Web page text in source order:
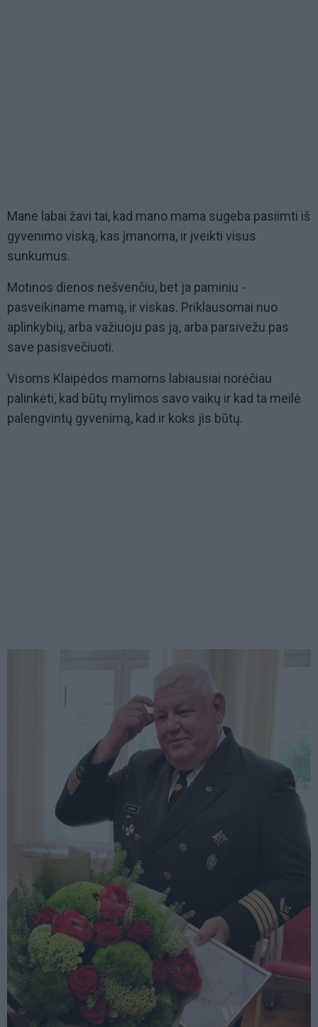
Mane labai žavi tai, kad mano mama sugeba pasiimti iš
gyvenimo viską, kas įmanoma, ir įveikti visus
sunkumus.
Motinos dienos nešvenčiu, bet ja paminiu -
pasveikiname mamą, ir viskas. Priklausomai nuo
aplinkybių, arba važiuoju pas ją, arba parsivežu pas
save pasisvečiuoti.
Visoms Klaipėdos mamoms labiausiai norėčiau
palinkėti, kad būtų mylimos savo vaikų ir kad ta meilė
palengvintų gyvenimą, kad ir koks jis būtų.